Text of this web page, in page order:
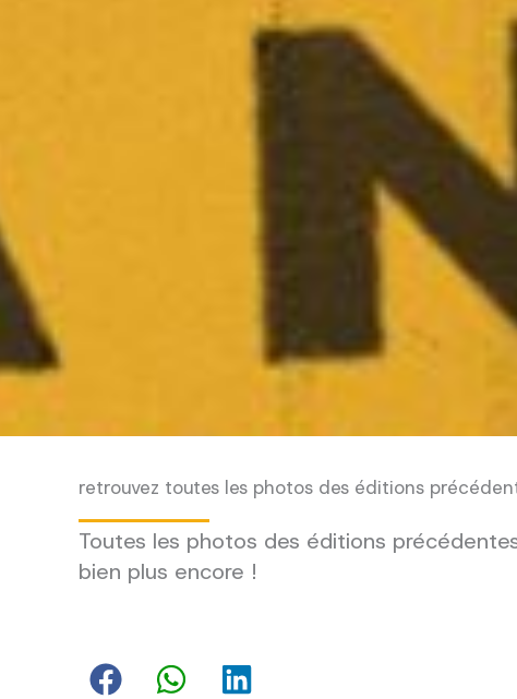
retrouvez toutes les photos des éditions
Toutes les photos des éditions
bien plus encore !